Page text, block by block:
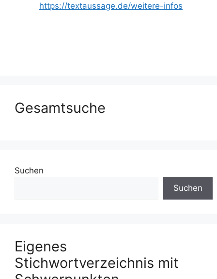
https://textaussage.de/weitere-infos
Gesamtsuche
Suchen
Suchen
Eigenes
Stichwortverzeichnis mit